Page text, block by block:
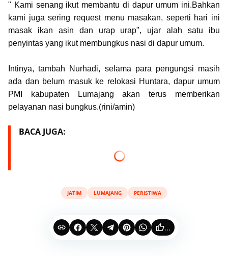
" Kami senang ikut membantu di dapur umum ini.Bahkan
kami juga sering request menu masakan, seperti hari ini
masak ikan asin dan urap urap", ujar alah satu ibu
penyintas yang ikut membungkus nasi di dapur umum.
Intinya, tambah Nurhadi, selama para pengungsi masih
ada dan belum masuk ke relokasi Huntara, dapur umum
PMI kabupaten Lumajang akan terus memberikan
pelayanan nasi bungkus.(rini/amin)
BACA JUGA:
JATIM LUMAJANG PERISTIWA
...